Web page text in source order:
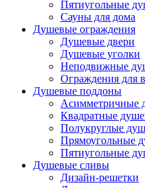
Пятиугольные
Сауны для дома
Душевые ограждения
Душевые двери
Душевые уголки
Неподвижные
Ограждения для
Душевые поддоны
Асимметричные
Квадратные
Полукруглые
Прямоугольные
Пятиугольные
Душевые сливы
Дизайн-решетки